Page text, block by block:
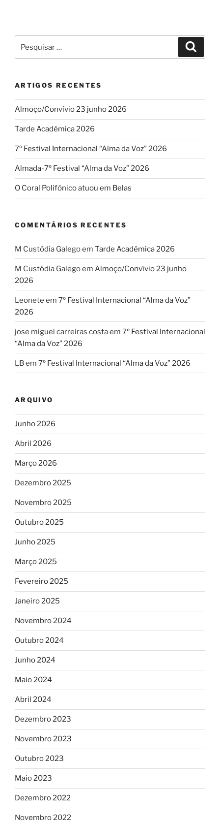
por:
ARTIGOS RECENTES
Almoço/Convívio 23 junho 2026
Tarde Académica 2026
7º Festival Internacional “Alma da Voz” 2026
Almada-7º Festival “Alma da Voz” 2026
O Coral Polifónico atuou em Belas
COMENTÁRIOS RECENTES
M Custódia Galegoem Tarde Académica 2026
M Custódia Galegoem Almoço/Convívio 23 junho
2026
Leonete em 7º Festival Internacional “Alma da Voz”
2026
jose miguel carreiras costaem 7º Festival Internacional
“Alma da Voz” 2026
LBem 7º Festival Internacional “Alma da Voz” 2026
ARQUIVO
Junho 2026
Abril 2026
Março 2026
Dezembro 2025
Novembro 2025
Outubro 2025
Junho 2025
Março 2025
Fevereiro 2025
Janeiro 2025
Novembro 2024
Outubro 2024
Junho 2024
Maio 2024
Abril 2024
Dezembro 2023
Novembro 2023
Outubro 2023
Maio 2023
Dezembro 2022
Novembro 2022